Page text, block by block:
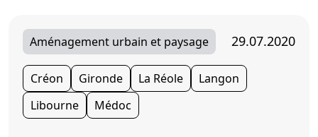
Aménagement urbain et paysage 29.07.2020
Créon Gironde La Réole
Langon
Libourne
Médoc